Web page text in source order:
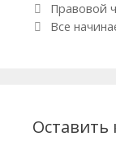
Навигация по
Правовой
Все